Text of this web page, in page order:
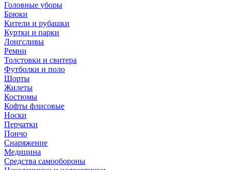
Головные уборы
Брюки
Кители и рубашки
Куртки и парки
Лонгсливы
Ремни
Толстовки и свитера
Футболки и поло
Шорты
Жилеты
Костюмы
Кофты флисовые
Носки
Перчатки
Пончо
Снаряжение
Медицина
Средства самообороны